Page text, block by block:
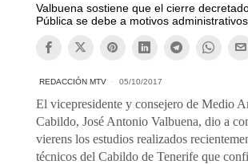
Valbuena sostiene que el cierre
Pública se debe a motivos administrativos
REDACCIÓN MTV 05/10/2017
El vicepresidente y consejero de Medio
Cabildo, José Antonio Valbuena, dio a
vierens los estudios realizados
técnicos del Cabildo de Tenerife que